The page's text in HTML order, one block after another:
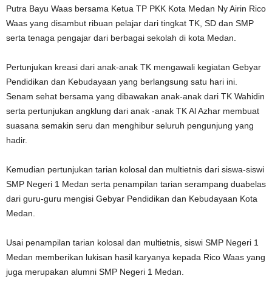
Putra Bayu Waas bersama Ketua TP PKK Kota Medan Ny Airin Rico
Waas yang disambut ribuan pelajar dari tingkat TK, SD dan SMP
serta tenaga pengajar dari berbagai sekolah di kota Medan.
Pertunjukan kreasi dari anak-anak TK mengawali kegiatan Gebyar
Pendidikan dan Kebudayaan yang berlangsung satu hari ini.
Senam sehat bersama yang dibawakan anak-anak dari TK Wahidin
serta pertunjukan angklung dari anak -anak TK Al Azhar membuat
suasana semakin seru dan menghibur seluruh pengunjung yang
hadir.
Kemudian pertunjukan tarian kolosal dan multietnis dari siswa-siswi
SMP Negeri 1 Medan serta penampilan tarian serampang duabelas
dari guru-guru mengisi Gebyar Pendidikan dan Kebudayaan Kota
Medan.
Usai penampilan tarian kolosal dan multietnis, siswi SMP Negeri 1
Medan memberikan lukisan hasil karyanya kepada Rico Waas yang
juga merupakan alumni SMP Negeri 1 Medan.